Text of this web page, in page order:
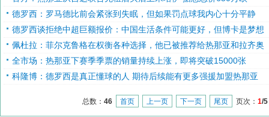
德罗西：罗马德比前会紧张到失眠，但如果罚点球我内心十分平静
德罗西谈拒绝中超巨额报价：中国生活条件可能更好，但博卡是梦想
佩杜拉：菲尔克鲁格在权衡各种选择，他已被推荐给热那亚和拉齐奥
全市场：热那亚下赛季季票的销量持续上涨，即将突破15000张
科隆博：德罗西是真正懂球的人 期待后续能有更多强援加盟热那亚
总数： 46 首页 上一页 下一页 尾页 页次： 1/5